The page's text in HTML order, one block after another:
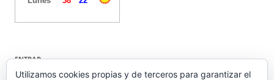
ENTRAR
Utilizamos cookies propias y de terceros para garantizar el